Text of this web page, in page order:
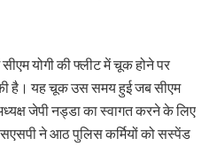
योगी की फ्लीट में चूक होने पर
की है। यह चूक उस समय हुई जब सीएम
जेपी नड्डा का स्वागत करने के लिए
ने आठ पुलिस कर्मियों को सस्पेंड